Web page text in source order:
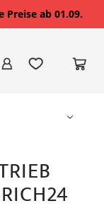
Preise ab 01.09.